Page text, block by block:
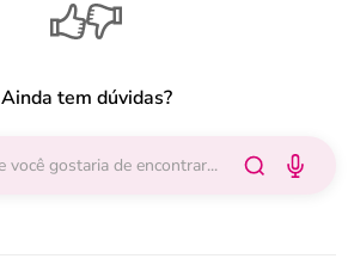
Ainda tem dúvidas?